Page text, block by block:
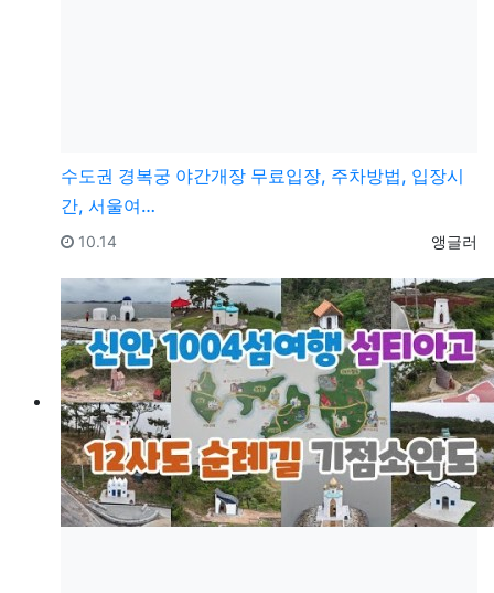
수도권 경복궁 야간개장 무료입장, 주차방법, 입장시
간, 서울여…
등록자
앵글러
등록일
10.14